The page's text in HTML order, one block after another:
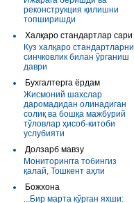
реконструкция қилишни
топширишди
Халқаро стандартлар сари
Куз халқаро стандартларни
синчковлик билан ўрганиш
даври
Бухгалтерга ёрдам
Жисмоний шахслар
даромадидан олинадиган
солиқ ва бошқа мажбурий
тўловлар ҳисоб-китоби
услубияти
Долзарб мавзу
Мониторингга тобингиз
қалай, Тошкент аҳли
Божхона
...Бир марта кўрган яхши: